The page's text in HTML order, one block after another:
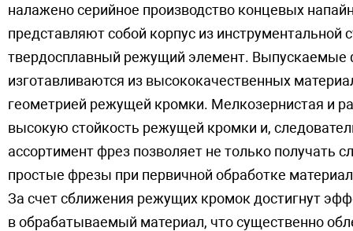
налажено серийное производство концевых
представляют собой корпус из
твердосплавный режущий элемент.
изготавливаются из высококачественных
геометрией режущей кромки. Мелкозернистая и
высокую стойкость режущей кромки и,
ассортимент фрез позволяет не только получать
простые фрезы при первичной обработке
За счет сближения режущих кромок достигнут
в обрабатываемый материал, что существенно